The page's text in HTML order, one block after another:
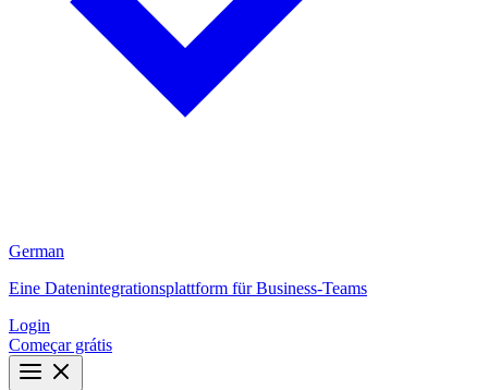
German
Eine Datenintegrationsplattform für Business-Teams
Login
Começar grátis